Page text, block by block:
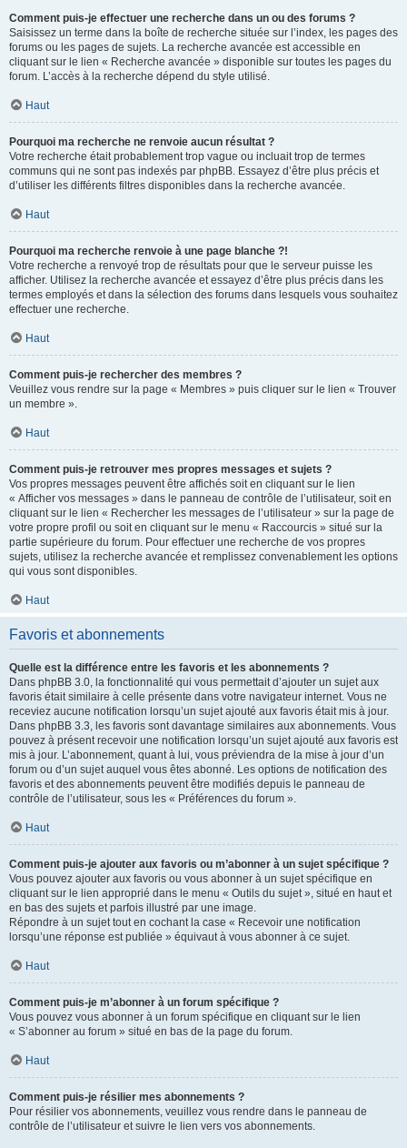
Comment puis-je effectuer une recherche dans un ou des forums ?
Saisissez un terme dans la boîte de recherche située sur l’index, les pages des
forums ou les pages de sujets. La recherche avancée est accessible en
cliquant sur le lien « Recherche avancée » disponible sur toutes les pages du
forum. L’accès à la recherche dépend du style utilisé.
Haut
Pourquoi ma recherche ne renvoie aucun résultat ?
Votre recherche était probablement trop vague ou incluait trop de termes
communs qui ne sont pas indexés par phpBB. Essayez d’être plus précis et
d’utiliser les différents filtres disponibles dans la recherche avancée.
Haut
Pourquoi ma recherche renvoie à une page blanche ?!
Votre recherche a renvoyé trop de résultats pour que le serveur puisse les
afficher. Utilisez la recherche avancée et essayez d’être plus précis dans les
termes employés et dans la sélection des forums dans lesquels vous souhaitez
effectuer une recherche.
Haut
Comment puis-je rechercher des membres ?
Veuillez vous rendre sur la page « Membres » puis cliquer sur le lien « Trouver
un membre ».
Haut
Comment puis-je retrouver mes propres messages et sujets ?
Vos propres messages peuvent être affichés soit en cliquant sur le lien
« Afficher vos messages » dans le panneau de contrôle de l’utilisateur, soit en
cliquant sur le lien « Rechercher les messages de l’utilisateur » sur la page de
votre propre profil ou soit en cliquant sur le menu « Raccourcis » situé sur la
partie supérieure du forum. Pour effectuer une recherche de vos propres
sujets, utilisez la recherche avancée et remplissez convenablement les options
qui vous sont disponibles.
Haut
Favoris et abonnements
Quelle est la différence entre les favoris et les abonnements ?
Dans phpBB 3.0, la fonctionnalité qui vous permettait d’ajouter un sujet aux
favoris était similaire à celle présente dans votre navigateur internet. Vous ne
receviez aucune notification lorsqu’un sujet ajouté aux favoris était mis à jour.
Dans phpBB 3.3, les favoris sont davantage similaires aux abonnements. Vous
pouvez à présent recevoir une notification lorsqu’un sujet ajouté aux favoris est
mis à jour. L’abonnement, quant à lui, vous préviendra de la mise à jour d’un
forum ou d’un sujet auquel vous êtes abonné. Les options de notification des
favoris et des abonnements peuvent être modifiés depuis le panneau de
contrôle de l’utilisateur, sous les « Préférences du forum ».
Haut
Comment puis-je ajouter aux favoris ou m’abonner à un sujet spécifique ?
Vous pouvez ajouter aux favoris ou vous abonner à un sujet spécifique en
cliquant sur le lien approprié dans le menu « Outils du sujet », situé en haut et
en bas des sujets et parfois illustré par une image.
Répondre à un sujet tout en cochant la case « Recevoir une notification
lorsqu’une réponse est publiée » équivaut à vous abonner à ce sujet.
Haut
Comment puis-je m’abonner à un forum spécifique ?
Vous pouvez vous abonner à un forum spécifique en cliquant sur le lien
« S’abonner au forum » situé en bas de la page du forum.
Haut
Comment puis-je résilier mes abonnements ?
Pour résilier vos abonnements, veuillez vous rendre dans le panneau de
contrôle de l’utilisateur et suivre le lien vers vos abonnements.